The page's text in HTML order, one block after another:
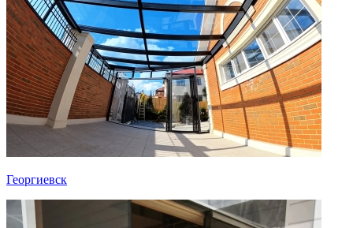
Георгиевск